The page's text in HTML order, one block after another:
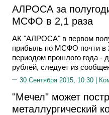
АЛРОСА за
МСФО в 2,1 раза
АК "АЛРОСА" в первом
прибыль по МСФО почти в
периодом прошлого года -
рублей, следует из
30 Сентября 2015, 10:30 |
"Мечел" может
металлургический